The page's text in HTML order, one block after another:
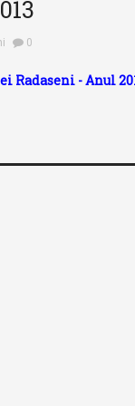
0
- Anul